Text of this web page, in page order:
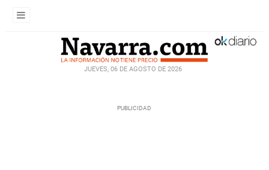
JUEVES, 06 DE AGOSTO DE 2026